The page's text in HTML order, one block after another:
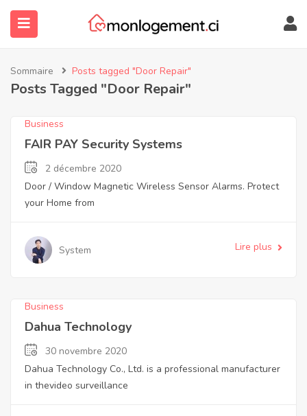
(À Propos)
Sommaire Posts tagged "Door Repair"
Posts Tagged "Door Repair"
Business
FAIR PAY Security Systems
2 décembre 2020
Door / Window Magnetic Wireless Sensor Alarms. Protect
your Home from
System Lire plus
Business
Dahua Technology
30 novembre 2020
Dahua Technology Co., Ltd. is a professional manufacturer
in thevideo surveillance